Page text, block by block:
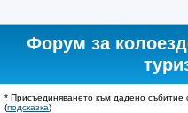
Форум за
* Присъединяването към дадено
(подсказка)